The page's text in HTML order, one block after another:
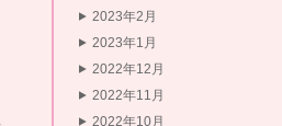
2023年2月
2023年1月
2022年12月
2022年11月
2022年10月